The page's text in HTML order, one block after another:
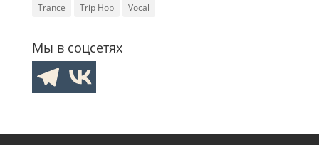
Trance
Trip Hop Vocal
Мы в соцсетях